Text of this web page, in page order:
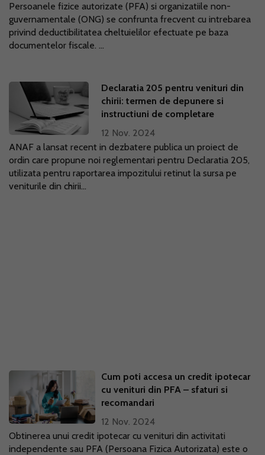
Persoanele fizice autorizate (PFA) si organizatiile non-
guvernamentale (ONG) se confrunta frecvent cu intrebarea
privind deductibilitatea cheltuielilor efectuate pe baza
documentelor fiscale. ...
Declaratia 205 pentru venituri din
chirii: termen de depunere si
instructiuni de completare
12 Nov. 2024
ANAF a lansat recent in dezbatere publica un proiect de
ordin care propune noi reglementari pentru Declaratia 205,
utilizata pentru raportarea impozitului retinut la sursa pe
veniturile din chirii...
Cum poti accesa un credit ipotecar
cu venituri din PFA – sfaturi si
recomandari
12 Nov. 2024
Obtinerea unui credit ipotecar cu venituri din activitati
independente sau PFA (Persoana Fizica Autorizata) este o